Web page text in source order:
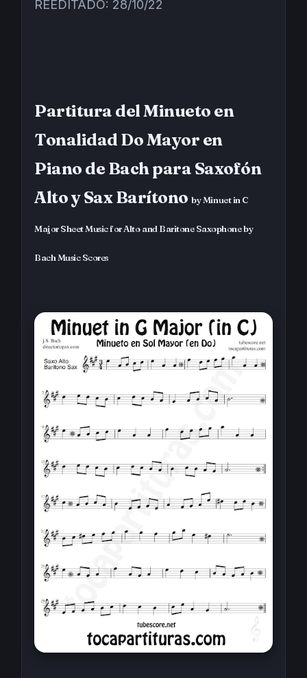
REEDITADO: 28/10/22
Partitura del Minueto en
Tonalidad Do Mayor en
Piano de Bach para Saxofón
Alto y Sax Barítonoby Minuet in C
Major Sheet Music for Alto and Baritone Saxophone by
Bach Music Scores